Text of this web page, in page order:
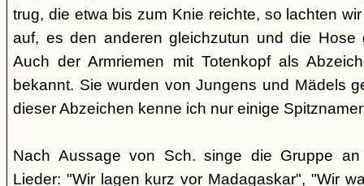
trug, die etwa bis zum Knie reichte, so lachten
auf, es den anderen gleichzutun und die Hose
Auch der Armriemen mit Totenkopf als
bekannt. Sie wurden von Jungens und Mädels
dieser Abzeichen kenne ich nur einige
Nach Aussage von Sch. singe die Gruppe an
Lieder: "Wir lagen kurz vor Madagaskar", "Wir